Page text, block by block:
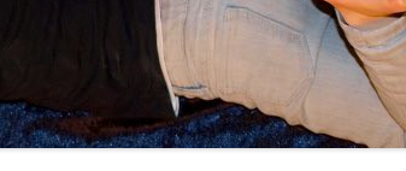
GEFÜHLE
MEIN KÖRPER
WIMMELBÜCHER
ACTIVITY